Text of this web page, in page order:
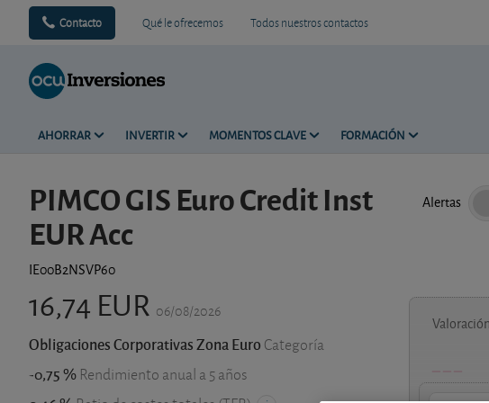
Contacto Qué le ofrecemos Todos nuestros contactos
AHORRAR INVERTIR MOMENTOS CLAVE FORMACIÓN
PIMCO GIS Euro Credit Inst
EUR Acc
IE00B2NSVP60
Alertas
16,74 EUR 06/08/2026
Obligaciones Corporativas Zona Euro Categoría
-0,75 % Rendimiento anual a 5 años